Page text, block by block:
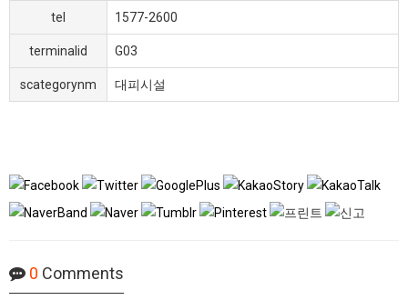
tel 1577-2600
terminalid G03
scategorynm 대피시설
0 Comments